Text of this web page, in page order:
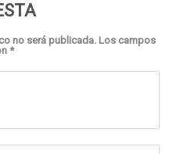
no será publicada. Los campos
*